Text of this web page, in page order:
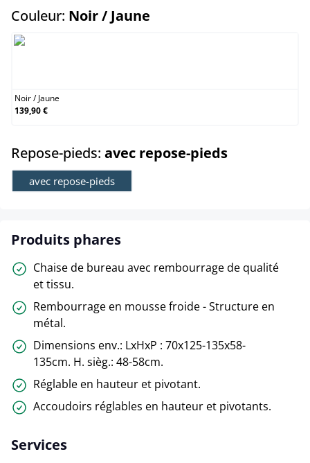
Couleur: Noir / Jaune
Noir/Jaune
139,90 €
Repose-pieds: avec repose-piedsselect
avec repose-pieds
Produits phares
Chaise de bureau avec rembourrage de qualité
et tissu.
Rembourrage en mousse froide - Structure en
métal.
Dimensions env.: LxHxP : 70x125-135x58-
135cm. H. sièg.: 48-58cm.
Réglable en hauteur et pivotant.
Accoudoirs réglables en hauteur et pivotants.
Services